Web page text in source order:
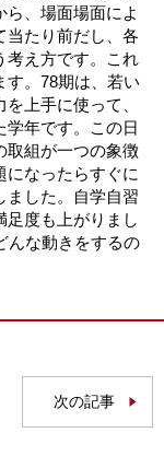
、場面場面によ
当たり前だし、各
考え方です。これ
す。78期は、若い
上手に使って、
学年です。この日
取組が一つの象徴
になったらすぐに
ました。自学自習
足度も上がりまし
んな動きをするの
次の記事